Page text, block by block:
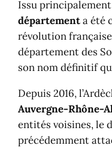
Issu
départementa été
révolution
département des
son nom définitif
Depuis 2016,
Auvergne-Rhône-
entités voisines, le
précédemment